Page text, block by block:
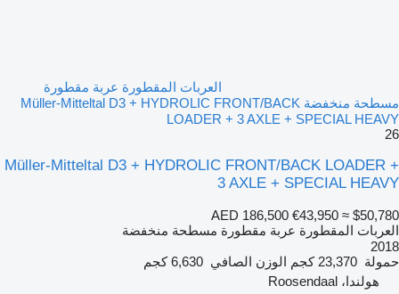
العربات المقطورة عربة مقطورة
مسطحة منخفضة Müller-Mitteltal D3 + HYDROLIC FRONT/BACK
LOADER + 3 AXLE + SPECIAL HEAVY
26
Müller-Mitteltal D3 + HYDROLIC FRONT/BACK LOADER +
3 AXLE + SPECIAL HEAVY
AED 186,500 €43,950 ≈ $50,780
العربات المقطورة عربة مقطورة مسطحة منخفضة
2018
حمولة 23,370 كجم الوزن الصافي 6,630 كجم
هولندا، Roosendaal